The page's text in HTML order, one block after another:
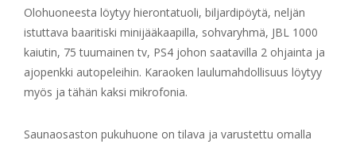
Olohuoneesta löytyy hierontatuoli, biljardipöytä, neljän
istuttava baaritiski minijääkaapilla, sohvaryhmä, JBL 1000
kaiutin, 75 tuumainen tv, PS4 johon saatavilla 2 ohjainta ja
ajopenkki autopeleihin. Karaoken laulumahdollisuus löytyy
myös ja tähän kaksi mikrofonia.
Saunaosaston pukuhuone on tilava ja varustettu omalla